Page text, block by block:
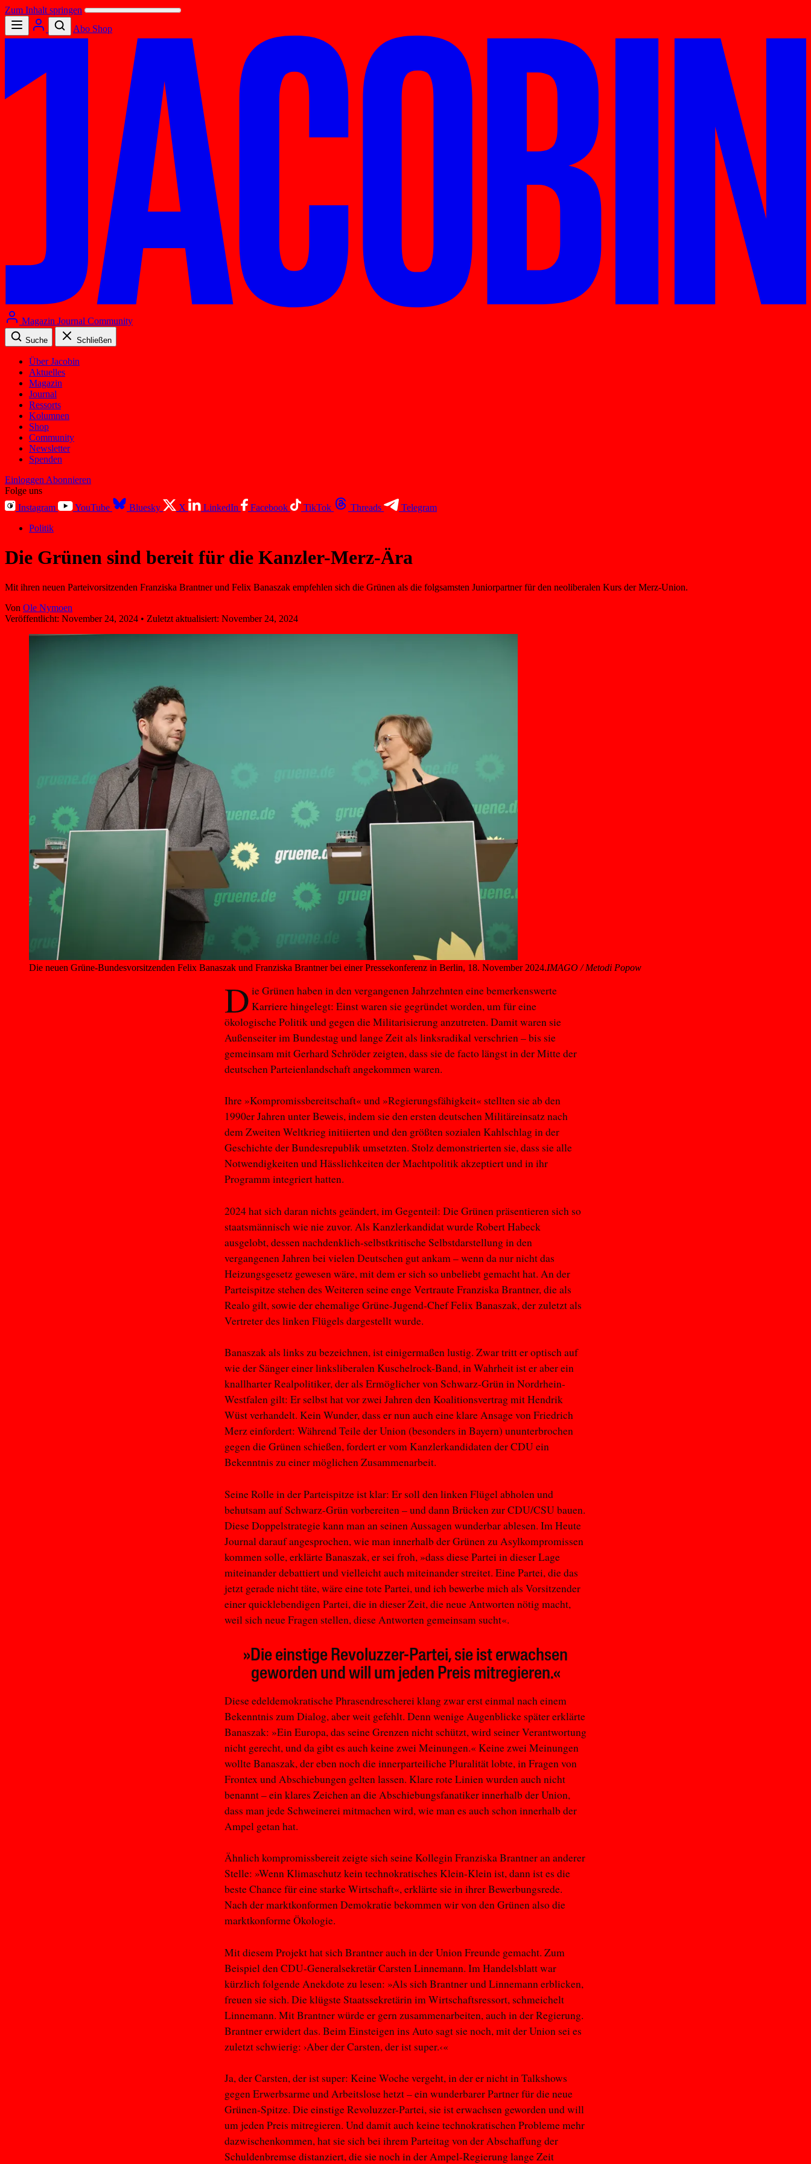
Zum Inhalt springen
Abo Shop
Magazin Journal Community
Suche Schließen
Über Jacobin
Aktuelles
Magazin
Journal
Ressorts
Kolumnen
Shop
Community
Newsletter
Spenden
Einloggen Abonnieren
Folge uns
Instagram
YouTube Bluesky X LinkedIn Facebook TikTok Threads
Telegram
Politik
Die Grünen sind bereit für die Kanzler-Merz-Ära
Mit ihren neuen Parteivorsitzenden Franziska Brantner und Felix Banaszak empfehlen sich die Grünen als die folgsamsten Juniorpartner für den neoliberalen Kurs der Merz-Union.
Von Ole Nymoen
Veröffentlicht: November 24, 2024 • Zuletzt aktualisiert: November 24, 2024
Die neuen Grüne-Bundesvorsitzenden Felix Banaszak und Franziska Brantner bei einer Pressekonferenz in Berlin, 18. November 2024.IMAGO / Metodi Popow
D ie Grünen haben in den vergangenen Jahrzehnten eine bemerkenswerte
Karriere hingelegt: Einst waren sie gegründet worden, um für eine
ökologische Politik und gegen die Militarisierung anzutreten. Damit waren sie
Außenseiter im Bundestag und lange Zeit als linksradikal verschrien – bis sie
gemeinsam mit Gerhard Schröder zeigten, dass sie de facto längst in der Mitte der
deutschen Parteienlandschaft angekommen waren.
Ihre »Kompromissbereitschaft« und »Regierungsfähigkeit« stellten sie ab den
1990er Jahren unter Beweis, indem sie den ersten deutschen Militäreinsatz nach
dem Zweiten Weltkrieg initiierten und den größten sozialen Kahlschlag in der
Geschichte der Bundesrepublik umsetzten. Stolz demonstrierten sie, dass sie alle
Notwendigkeiten und Hässlichkeiten der Machtpolitik akzeptiert und in ihr
Programm integriert hatten.
2024 hat sich daran nichts geändert, im Gegenteil: Die Grünen präsentieren sich so
staatsmännisch wie nie zuvor. Als Kanzlerkandidat wurde Robert Habeck
ausgelobt, dessen nachdenklich-selbstkritische Selbstdarstellung in den
vergangenen Jahren bei vielen Deutschen gut ankam – wenn da nur nicht das
Heizungsgesetz gewesen wäre, mit dem er sich so unbeliebt gemacht hat. An der
Parteispitze stehen des Weiteren seine enge Vertraute Franziska Brantner, die als
Realo gilt, sowie der ehemalige Grüne-Jugend-Chef Felix Banaszak, der zuletzt als
Vertreter des linken Flügels dargestellt wurde.
Banaszak als links zu bezeichnen, ist einigermaßen lustig. Zwar tritt er optisch auf
wie der Sänger einer linksliberalen Kuschelrock-Band, in Wahrheit ist er aber ein
knallharter Realpolitiker, der als Ermöglicher von Schwarz-Grün in Nordrhein-
Westfalen gilt: Er selbst hat vor zwei Jahren den Koalitionsvertrag mit Hendrik
Wüst verhandelt. Kein Wunder, dass er nun auch eine klare Ansage von Friedrich
Merz einfordert: Während Teile der Union (besonders in Bayern) ununterbrochen
gegen die Grünen schießen, fordert er vom Kanzlerkandidaten der CDU ein
Bekenntnis zu einer möglichen Zusammenarbeit.
Seine Rolle in der Parteispitze ist klar: Er soll den linken Flügel abholen und
behutsam auf Schwarz-Grün vorbereiten – und dann Brücken zur CDU/CSU bauen.
Diese Doppelstrategie kann man an seinen Aussagen wunderbar ablesen. Im Heute
Journal darauf angesprochen, wie man innerhalb der Grünen zu Asylkompromissen
kommen solle, erklärte Banaszak, er sei froh, »dass diese Partei in dieser Lage
miteinander debattiert und vielleicht auch miteinander streitet. Eine Partei, die das
jetzt gerade nicht täte, wäre eine tote Partei, und ich bewerbe mich als Vorsitzender
einer quicklebendigen Partei, die in dieser Zeit, die neue Antworten nötig macht,
weil sich neue Fragen stellen, diese Antworten gemeinsam sucht«.
»Die einstige Revoluzzer-Partei, sie ist erwachsen
geworden und will um jeden Preis mitregieren.«
Diese edeldemokratische Phrasendrescherei klang zwar erst einmal nach einem
Bekenntnis zum Dialog, aber weit gefehlt. Denn wenige Augenblicke später erklärte
Banaszak: »Ein Europa, das seine Grenzen nicht schützt, wird seiner Verantwortung
nicht gerecht, und da gibt es auch keine zwei Meinungen.« Keine zwei Meinungen
wollte Banaszak, der eben noch die innerparteiliche Pluralität lobte, in Fragen von
Frontex und Abschiebungen gelten lassen. Klare rote Linien wurden auch nicht
benannt – ein klares Zeichen an die Abschiebungsfanatiker innerhalb der Union,
dass man jede Schweinerei mitmachen wird, wie man es auch schon innerhalb der
Ampel getan hat.
Ähnlich kompromissbereit zeigte sich seine Kollegin Franziska Brantner an anderer
Stelle: »Wenn Klimaschutz kein technokratisches Klein-Klein ist, dann ist es die
beste Chance für eine starke Wirtschaft«, erklärte sie in ihrer Bewerbungsrede.
Nach der marktkonformen Demokratie bekommen wir von den Grünen also die
marktkonforme Ökologie.
Mit diesem Projekt hat sich Brantner auch in der Union Freunde gemacht. Zum
Beispiel den CDU-Generalsekretär Carsten Linnemann. Im Handelsblatt war
kürzlich folgende Anekdote zu lesen: »Als sich Brantner und Linnemann erblicken,
freuen sie sich. Die klügste Staatssekretärin im Wirtschaftsressort, schmeichelt
Linnemann. Mit Brantner würde er gern zusammenarbeiten, auch in der Regierung.
Brantner erwidert das. Beim Einsteigen ins Auto sagt sie noch, mit der Union sei es
zuletzt schwierig: ›Aber der Carsten, der ist super.‹«
Ja, der Carsten, der ist super: Keine Woche vergeht, in der er nicht in Talkshows
gegen Erwerbsarme und Arbeitslose hetzt – ein wunderbarer Partner für die neue
Grünen-Spitze. Die einstige Revoluzzer-Partei, sie ist erwachsen geworden und will
um jeden Preis mitregieren. Und damit auch keine technokratischen Probleme mehr
dazwischenkommen, hat sie sich bei ihrem Parteitag von der Abschaffung der
Schuldenbremse distanziert, die sie noch in der Ampel-Regierung lange Zeit